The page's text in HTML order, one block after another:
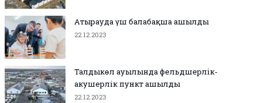
Атырауда үш балабақша ашылды
22.12.2023
Талдыкөл ауылында фельдшерлік-
акушерлік пункт ашылды
22.12.2023